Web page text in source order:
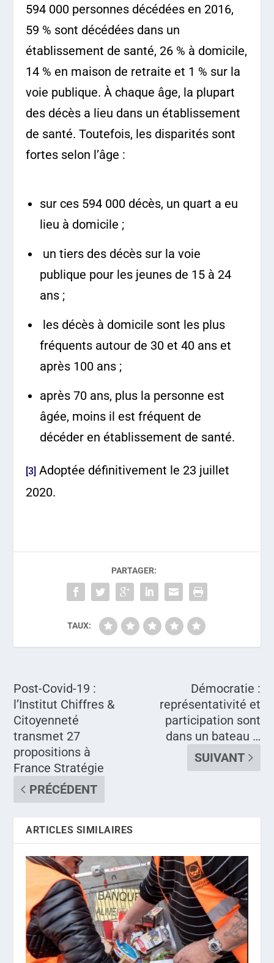
594 000 personnes décédées en 2016,
59 % sont décédées dans un
établissement de santé, 26 % à domicile,
14 % en maison de retraite et 1 % sur la
voie publique. À chaque âge, la plupart
des décès a lieu dans un établissement
de santé. Toutefois, les disparités sont
fortes selon l’âge :
sur ces 594 000 décès, un quart a eu
lieu à domicile ;
un tiers des décès sur la voie
publique pour les jeunes de 15 à 24
ans ;
les décès à domicile sont les plus
fréquents autour de 30 et 40 ans et
après 100 ans ;
après 70 ans, plus la personne est
âgée, moins il est fréquent de
décéder en établissement de santé.
[3] Adoptée définitivement le 23 juillet
2020.
PARTAGER:
TAUX:
Post-Covid-19 :
l’Institut Chiffres &
Citoyenneté
transmet 27
propositions à
France Stratégie
PRÉCÉDENT
Démocratie :
représentativité et
participation sont
dans un bateau …
SUIVANT
ARTICLES SIMILAIRES